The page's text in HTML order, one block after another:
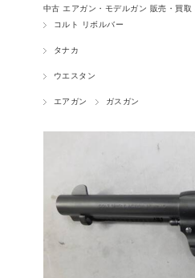
中古 エアガン・モデルガン 販売・買
コルト リボルバー
タナカ
ウエスタン
エアガン ガスガン